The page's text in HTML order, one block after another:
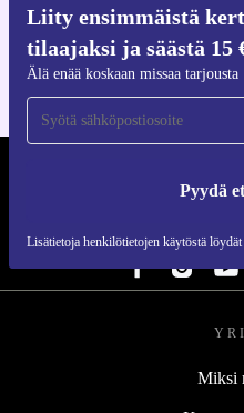
Liity ensimmäistä
tilaajaksi ja säästä 15
Älä enää koskaan missaa tarjousta
Pyydä
Lisätietoja henkilötietojen käytöstä löydät
iOS:lle
Miksi